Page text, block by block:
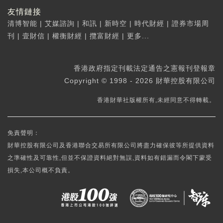
友情鏈接
清博智能 | 艾媒諮詢 | 和訊 | 新時空 | 時代財經 | 證券市場周
刊
| 壹財信 | 權衡財經 | 攬富財經 | 更多...
香港政府指定刊載法定通告之憲報刊登報章
Copyright © 1998 - 2026 財華控股有限公司
香港財華社版權所有,未經同意不得轉載。
免責聲明：
財華控股有限公司及香港聯合交易所有限公司將盡力確保彼等所提供資料
之準確性及可靠性,但並不保證資料絕對無誤,資料如有錯漏而令閣下蒙受
損失,本公司概不負責。